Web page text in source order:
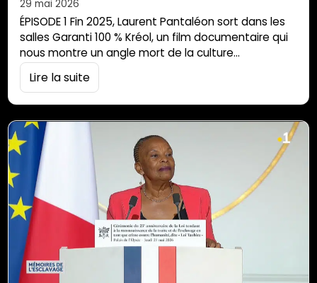
29 mai 2026
ÉPISODE 1 Fin 2025, Laurent Pantaléon sort dans les
salles Garanti 100 % Kréol, un film documentaire qui
nous montre un angle mort de la culture
réunionnaise dans la continuité de son parcours
cinématographique. Nous l’avons rencontré pour
ce premier épisode, il nous explique ce que […]
Lire la suite